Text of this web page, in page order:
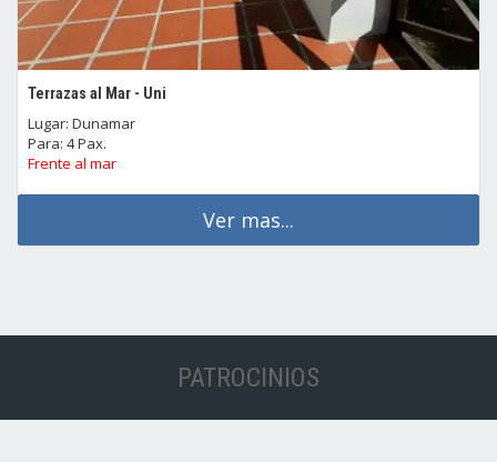
Terrazas al Mar - Uni
Lugar: Dunamar
Para: 4 Pax.
Frente al mar
Ver mas...
PATROCINIOS